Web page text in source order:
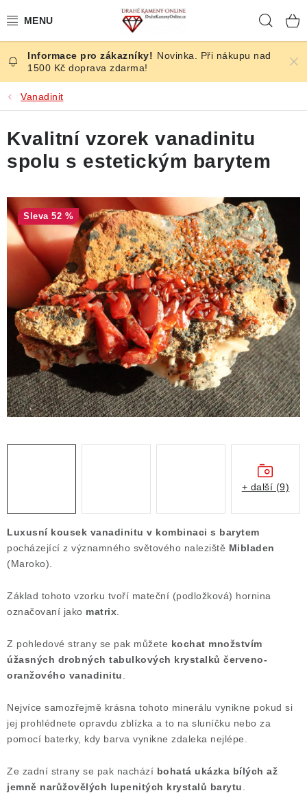
na
ČESKÉ KAMENY
ŠPERKY
KAMENY ZE SVĚTA
BROUŠENÉ
SLEVY
ÚČINKY
KRYSTALY
ČLÁNKY
NALEZIŠTĚ
NÁŠ PŘÍBĚH
VIDEOGALERIE
Ochrana osobních údajů
Výkup minerálů a drahých kamenů
Formulář pro odstoupení od smlouvy
Novinka. Při nákupu nad
1500 Kč doprava zdarma!
Vanadinit
Luxusní kousek vanadinitu v kombinaci s barytem
pocházející z významného světového naleziště Mibladen
(Maroko).
Základ tohoto vzorku tvoří mateční (podložková) hornina
označovaní jako matrix
Z pohledové strany se pak můžete kochat množstvím
úžasných drobných tabulkových krystalků červeno-
oranžového vanadinitu
Nejvíce samozřejmě krásna tohoto minerálu vynikne pokud si
jej prohlédnete opravdu zblízka a to na sluníčku nebo za
pomocí baterky, kdy barva vynikne zdaleka nejlépe.
Ze zadní strany se pak nachází bohatá ukázka bílých až
jemně narůžovělých lupenitých krystalů barytu
Kvalitní vzorek vanadinitu
spolu s estetickým barytem
52 %
+ další (9)